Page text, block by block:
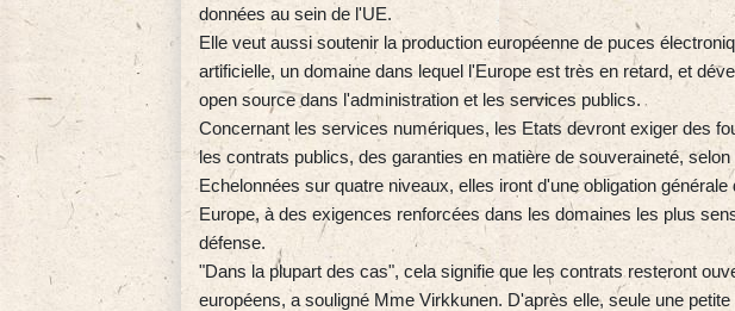
données au sein de l'UE.
Elle veut aussi soutenir la production européenne de puces
artificielle, un domaine dans lequel l'Europe est très en retard, et
open source dans l'administration et les services publics.
Concernant les services numériques, les Etats devront exiger des
les contrats publics, des garanties en matière de souveraineté,
Echelonnées sur quatre niveaux, elles iront d'une obligation
Europe, à des exigences renforcées dans les domaines les plus
défense.
"Dans la plupart des cas", cela signifie que les contrats resteront
européens, a souligné Mme Virkkunen. D'après elle, seule une